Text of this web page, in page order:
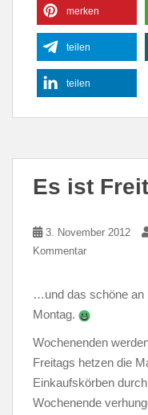
merken
teilen
teilen
Es ist
3. November 2012
Kommentar
…und das schöne an
Montag.
Wochenenden
Freitags hetzen die
Einkaufskörben
Wochenende